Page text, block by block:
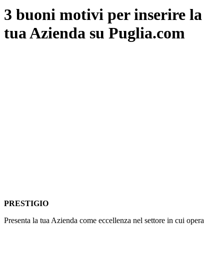
3 buoni motivi per inserire la
tua Azienda su Puglia.com
PRESTIGIO
Presenta la tua Azienda come eccellenza nel settore in cui opera